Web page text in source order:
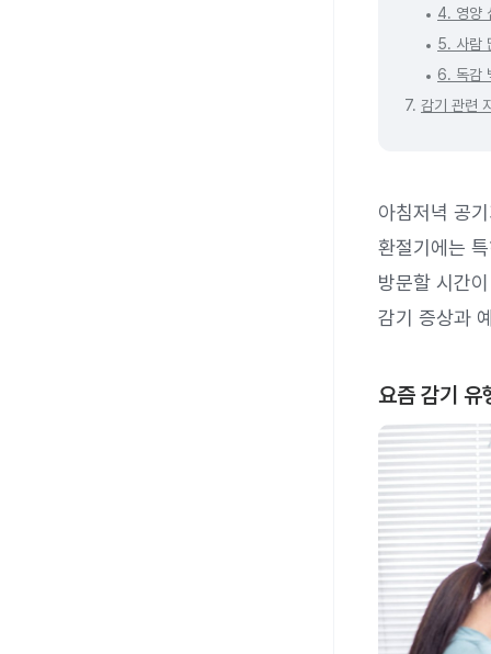
4. 영양
5. 사람
6. 독감
7. 감기 관련
아침저녁 공
환절기에는
방문할 시간
감기 증상과
요즘 감기 유